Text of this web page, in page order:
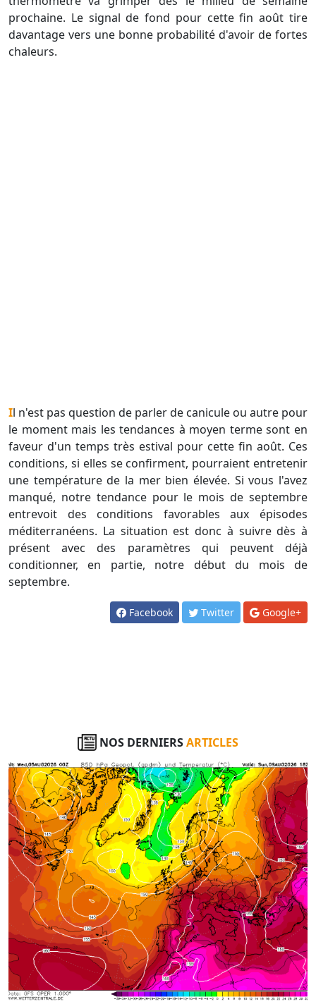
prochaine. Le signal de fond pour cette fin août tire
davantage vers une bonne probabilité d'avoir de fortes
chaleurs.
Il n'est pas question de parler de canicule ou autre pour
le moment mais les tendances à moyen terme sont en
faveur d'un temps très estival pour cette fin août. Ces
conditions, si elles se confirment, pourraient entretenir
une température de la mer bien élevée. Si vous l'avez
manqué, notre tendance pour le mois de septembre
entrevoit des conditions favorables aux épisodes
méditerranéens. La situation est donc à suivre dès à
présent avec des paramètres qui peuvent déjà
conditionner, en partie, notre début du mois de
septembre.
Facebook Twitter Google+
NOS DERNIERSARTICLES